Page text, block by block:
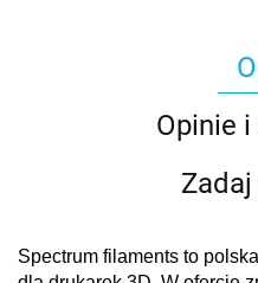
Opinie
Spectrum filaments to